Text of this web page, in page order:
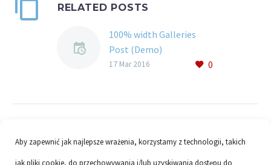
Aby zapewnić jak najlepsze wrażenia, korzystamy z technologii, takich
jak pliki cookie, do przechowywania i/lub uzyskiwania dostępu do
RELATED POSTS
100% width Galleries
Post (Demo)
Lorem Ipsum. Proin
consequat ipsum, nec
0
17 Mar 2016